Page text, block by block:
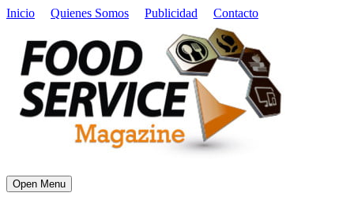
Inicio Quienes Somos Publicidad Contacto
Open Menu